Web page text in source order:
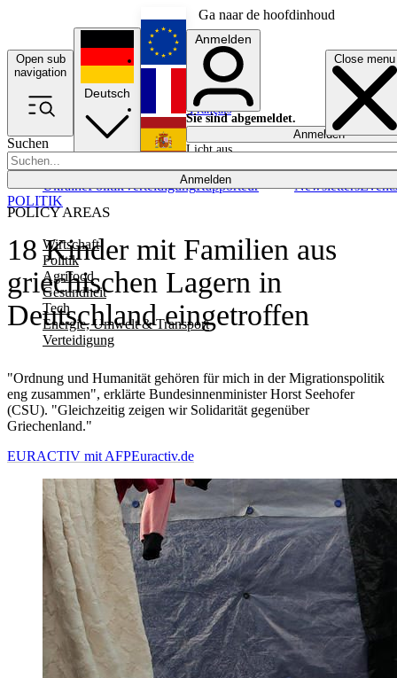
Ga naar de hoofdinhoud
Open sub
navigation
Close menu
Suchen
Anmelden
POLICY AREAS
Wirtschaft
Politik
Agrifood
Gesundheit
Tech
Energie, Umwelt & Transport
Verteidigung
UkrainePolitikVerteidigungRapporteur NewslettersEvents
Deutsch
English
Français
Anmelden
Sie sind abgemeldet.
Anmelden
Licht aus
18 Kinder mit Familien aus
griechischen Lagern in
Deutschland eingetroffen
"Ordnung und Humanität gehören für mich in der Migrationspolitik
eng zusammen", erklärte Bundesinnenminister Horst Seehofer
(CSU). "Gleichzeitig zeigen wir Solidarität gegenüber
Griechenland."
POLITIK
EURACTIV mit AFPEuractiv.de